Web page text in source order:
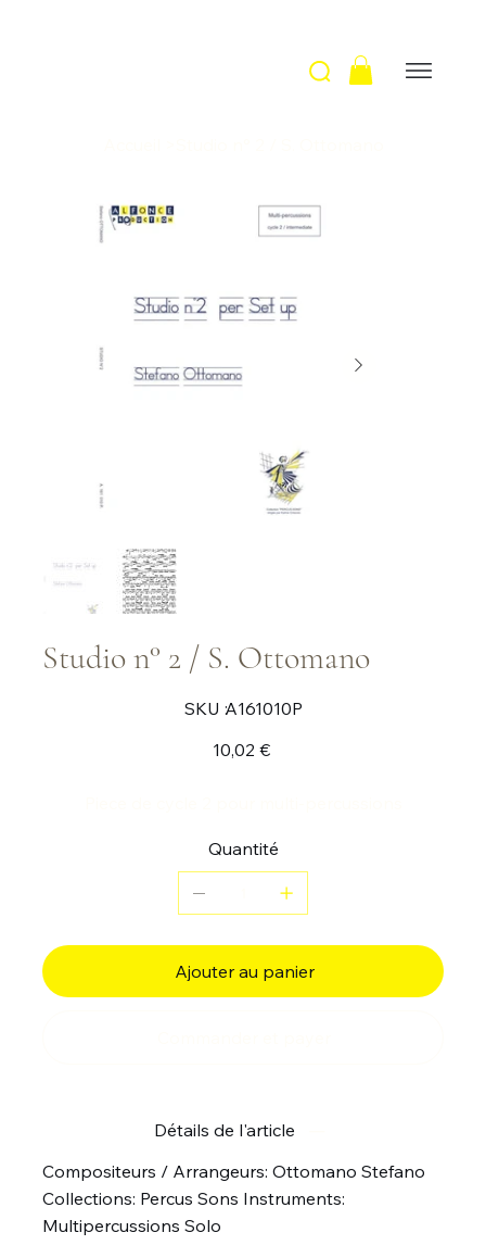
Studio n° 2 / S. Ottomano
SKU :SKU
A161010P
A161010P
10,02 €
Quantité
Ajouter au panier
Détails de l'article
Compositeurs / Arrangeurs: Ottomano Stefano
Collections: Percus Sons Instruments:
Multipercussions Solo